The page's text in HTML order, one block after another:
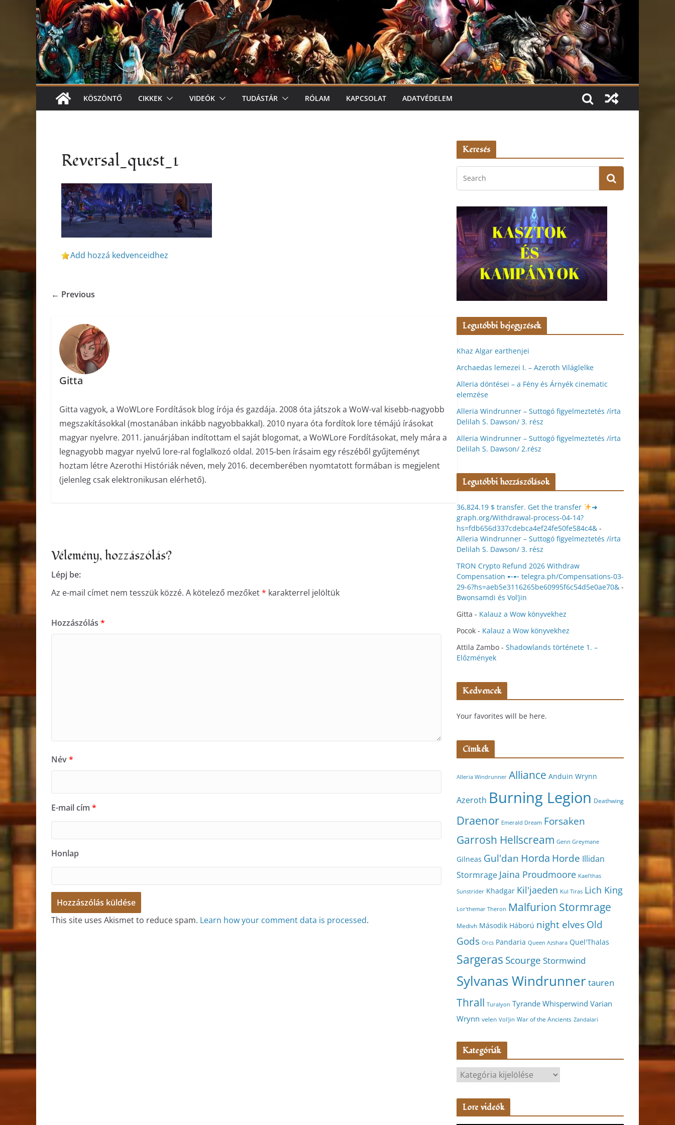
KÖSZÖNTŐ CIKKEK VIDEÓK TUDÁSTÁR RÓLAM KAPCSOLAT ADATVÉDELEM
Reversal_quest_1
Add hozzá kedvenceidhez
← Previous
Gitta
Gitta vagyok, a WoWLore Fordítások blog írója és gazdája. 2008 óta játszok a WoW-val kisebb-nagyobb
megszakításokkal (mostanában inkább nagyobbakkal). 2010 nyara óta fordítok lore témájú írásokat
magyar nyelvre. 2011. januárjában indítottam el saját blogomat, a WoWLore Fordításokat, mely mára a
legnagyobb magyar nyelvű lore-ral foglalkozó oldal. 2015-ben írásaim egy részéből gyűjteményt
hoztam létre Azerothi Históriák néven, mely 2016. decemberében nyomtatott formában is megjelent
(jelenleg csak elektronikusan elérhető).
Vélemény, hozzászólás?
Lépj be:
Az e-mail címet nem tesszük közzé. A kötelező mezőket* karakterrel jelöltük
Hozzászólás *
Név*
E-mail cím *
Honlap
This site uses Akismet to reduce spam. Learn how your comment data is processed.
Keresés
Legutóbbi bejegyzések
Khaz Algar earthenjei
Archaedas lemezei I. – Azeroth Világlelke
Alleria döntései – a Fény és Árnyék cinematic
elemzése
Alleria Windrunner – Suttogó figyelmeztetés /írta
Delilah S. Dawson/ 3. rész
Alleria Windrunner – Suttogó figyelmeztetés /írta
Delilah S. Dawson/ 2.rész
Legutóbbi hozzászólások
36,824.19 $ transfer. Get the transfer
➜
graph.org/Withdrawal-process-04-14?
hs=fdb656d337cdebca4ef24fe50fe584c4& -
Alleria Windrunner – Suttogó figyelmeztetés /írta
Delilah S. Dawson/ 3. rész
TRON Crypto Refund 2026 Withdraw
Compensation ➸➸ telegra.ph/Compensations-03-
29-6?hs=aeb5e3116265be60995f6c54d5e0ae70& -
Bwonsamdi és Vol’jin
Gitta - Kalauz a Wow könyvekhez
Pocok - Kalauz a Wow könyvekhez
Attila Zambo - Shadowlands története 1. –
Előzmények
Kedvencek
Your favorites will be here.
Címkék
Alleria Windrunner Alliance Anduin Wrynn
Azeroth Burning Legion Deathwing
Draenor Emerald Dream Forsaken
Garrosh Hellscream Genn Greymane
Gilneas Gul'dan Horda Horde Illidan
Stormrage Jaina Proudmoore Kael'thas
Sunstrider Khadgar Kil'jaeden Kul Tiras Lich King
Lor'themar Theron Malfurion Stormrage
Medivh Második Háború night elvesOld
Gods Orcs Pandaria Queen Azshara Quel'Thalas
Sargeras Scourge Stormwind
Sylvanas Windrunnertauren
Thrall Turalyon Tyrande Whisperwind Varian
Wrynn velen Vol'jin War of the Ancients Zandalari
Kategóriák
a
t
g
Lore videók